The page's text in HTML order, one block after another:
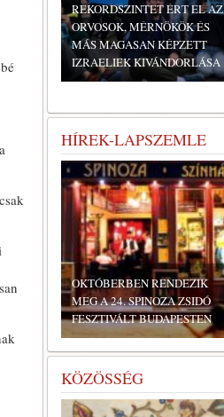
REKORDSZINTET ÉRT EL AZ
ORVOSOK, MÉRNÖKÖK ÉS
MÁS MAGASAN KÉPZETT
IZRAELIEK KIVÁNDORLÁSA
HÍREK-LAPSZEMLE
OKTÓBERBEN RENDEZIK
MEG A 24. SPINOZA ZSIDÓ
FESZTIVÁLT BUDAPESTEN
KÖZÖSSÉG